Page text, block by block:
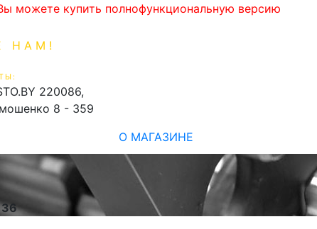
можете купить полнофункциональную версию
НАМ!
220086,
8 - 359
О МАГАЗИНЕ
36